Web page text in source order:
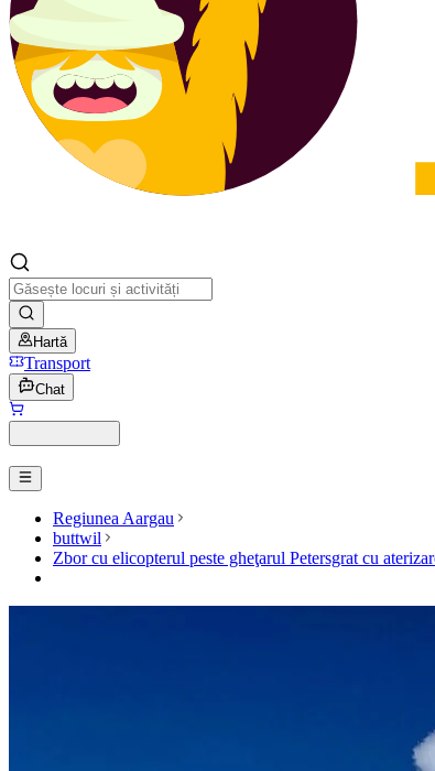
Hartă
Transport
Chat
Regiunea Aargau
buttwil
Zbor cu elicopterul peste gheţarul Petersgrat cu